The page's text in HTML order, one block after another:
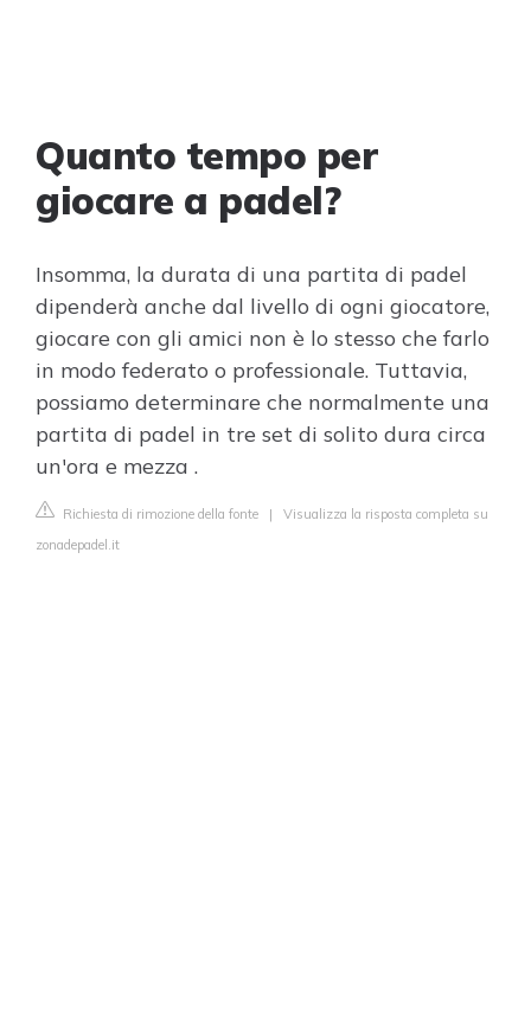
Quanto tempo per
giocare a padel?
Insomma, la durata di una partita di padel
dipenderà anche dal livello di ogni giocatore,
giocare con gli amici non è lo stesso che farlo
in modo federato o professionale. Tuttavia,
possiamo determinare che normalmente una
partita di padel in tre set di solito dura circa
un'ora e mezza .
Richiesta di rimozione della fonte | Visualizza la risposta completa su
zonadepadel.it